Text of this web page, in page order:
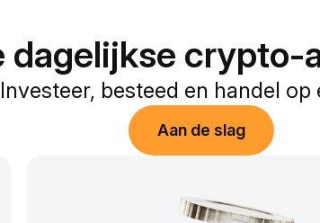
dagelijkse crypto-
Investeer, besteed en handel op
Aan de slag